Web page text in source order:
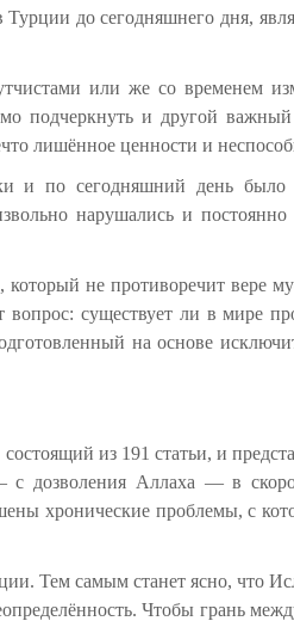
до сегодняшнего дня,
или же со временем
подчеркнуть и другой
лишённое ценности и
и по сегодняшний день было
нарушались и
не противоречит вере
существует ли в мире
на основе
из 191 статьи, и
с дозволения Аллаха — в
хронические проблемы, с
Тем самым станет ясно, что
Чтобы грань